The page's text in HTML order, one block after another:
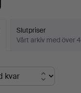
Slutpriser
Vårt arkiv med över